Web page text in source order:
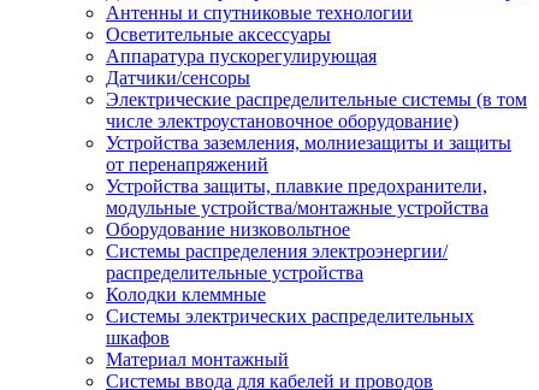
Антенны и спутниковые технологии
Осветительные аксессуары
Аппаратура пускорегулирующая
Датчики/сенсоры
Электрические распределительные системы (в том
числе электроустановочное оборудование)
Устройства заземления, молниезащиты и защиты
от перенапряжений
Устройства защиты, плавкие предохранители,
модульные устройства/монтажные устройства
Оборудование низковольтное
Системы распределения электроэнергии/
распределительные устройства
Колодки клеммные
Системы электрических распределительных
шкафов
Материал монтажный
Системы ввода для кабелей и проводов